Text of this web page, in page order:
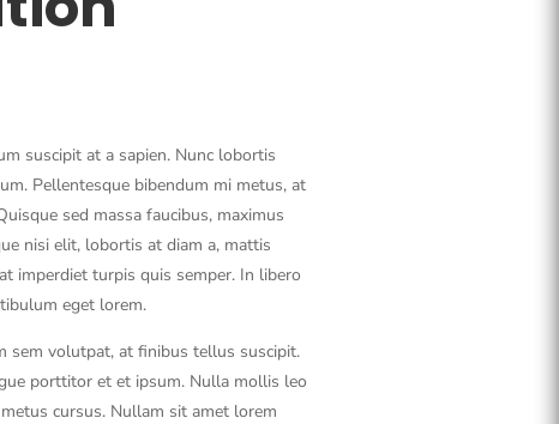
suscipit at a sapien. Nunc lobortis
Pellentesque bibendum mi metus, at
sed massa faucibus, maximus
nisi elit, lobortis at diam a, mattis
imperdiet turpis quis semper. In libero
eget lorem.
sem volutpat, at finibus tellus suscipit.
porttitor et et ipsum. Nulla mollis leo
cursus. Nullam sit amet lorem